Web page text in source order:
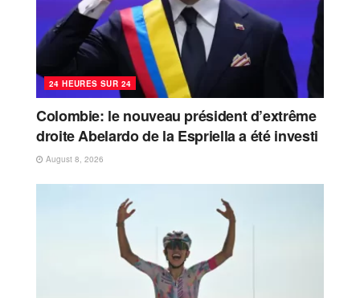
24 HEURES SUR 24
Colombie: le nouveau président d’extrême
droite Abelardo de la Espriella a été investi
August 8, 2026